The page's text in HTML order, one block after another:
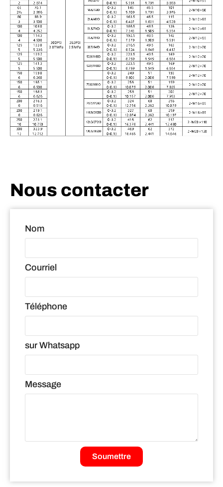
Nous contacter
Nom
Courriel
Téléphone
sur Whatsapp
Message
Soumettre